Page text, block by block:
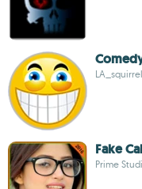
LA_squirrel
Fake
Prime